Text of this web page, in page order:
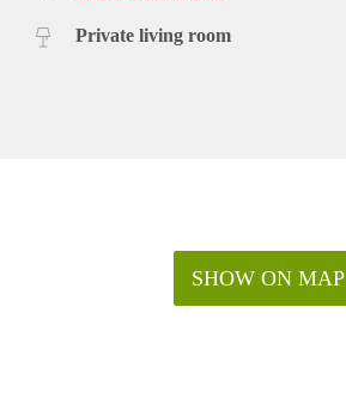
Private living room
SHOW ON MAP